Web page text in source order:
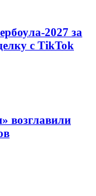
2027 за
с TikTok
возглавили